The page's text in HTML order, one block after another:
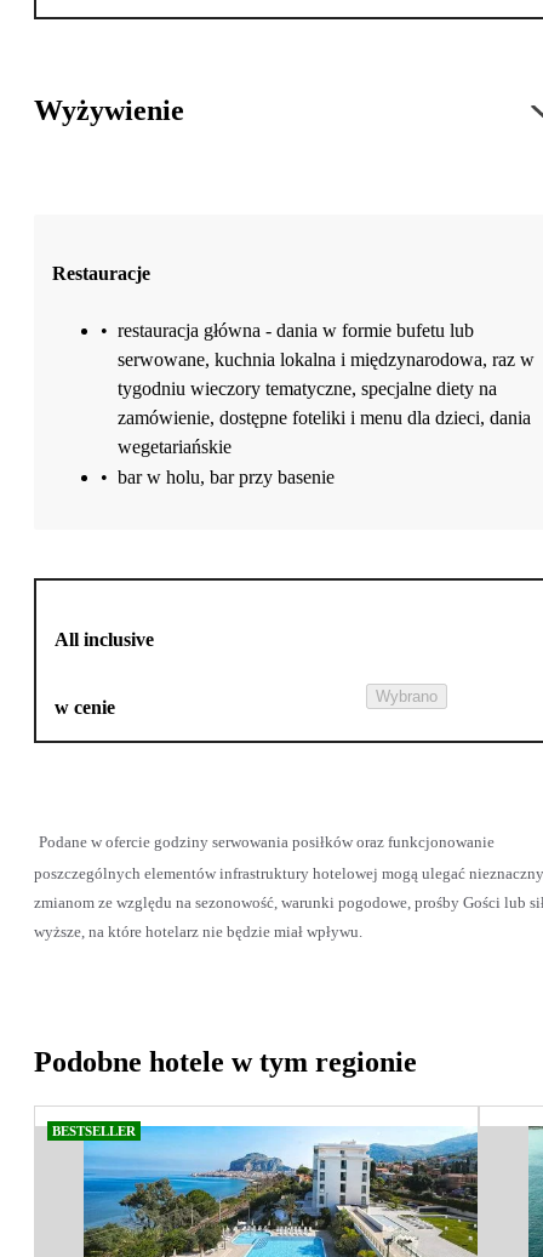
Wyżywienie
Restauracje
• restauracja główna - dania w formie bufetu lub
serwowane, kuchnia lokalna i międzynarodowa, raz w
tygodniu wieczory tematyczne, specjalne diety na
zamówienie, dostępne foteliki i menu dla dzieci, dania
wegetariańskie
• bar w holu, bar przy basenie
All inclusive
w cenie
Wybrano
Podane w ofercie godziny serwowania posiłków oraz funkcjonowanie
poszczególnych elementów infrastruktury hotelowej mogą ulegać
zmianom ze względu na sezonowość, warunki pogodowe, prośby Gości lub
wyższe, na które hotelarz nie będzie miał wpływu.
Podobne hotele w tym regionie
BESTSELLER